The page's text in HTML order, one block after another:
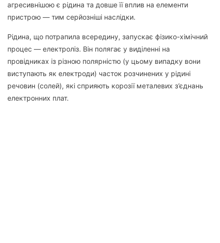
агресивнішою є рідина та довше її вплив на елементи
пристрою — тим серйозніші наслідки.
Рідина, що потрапила всередину, запускає фізико-хімічний
процес — електроліз. Він полягає у виділенні на
провідниках із різною полярністю (у цьому випадку вони
виступають як електроди) часток розчинених у рідині
речовин (солей), які сприяють корозії металевих з’єднань
електронних плат.